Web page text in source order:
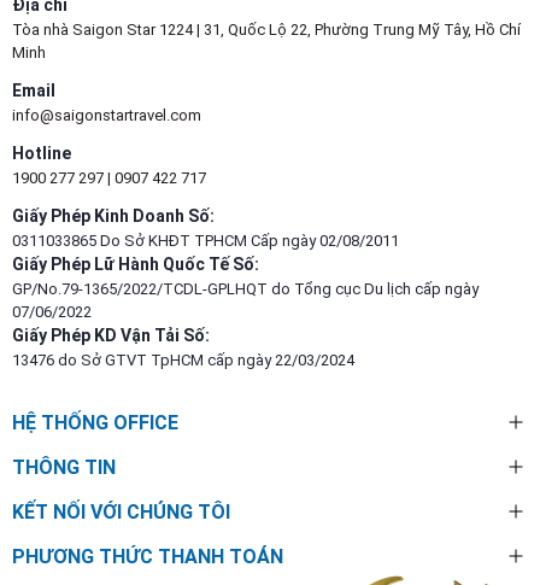
Địa chỉ
Tòa nhà Saigon Star 1224 | 31, Quốc Lộ 22, Phường Trung Mỹ Tây, Hồ Chí
Minh
Email
info@saigonstartravel.com
Hotline
1900 277 297 | 0907 422 717
Giấy Phép Kinh Doanh Số:
0311033865 Do Sở KHĐT TPHCM Cấp ngày 02/08/2011
Giấy Phép Lữ Hành Quốc Tế Số:
GP/No.79-1365/2022/TCDL-GPLHQT do Tổng cục Du lịch cấp ngày
07/06/2022
Giấy Phép KD Vận Tải Số:
13476 do Sở GTVT TpHCM cấp ngày 22/03/2024
HỆ THỐNG OFFICE
THÔNG TIN
KẾT NỐI VỚI CHÚNG TÔI
PHƯƠNG THỨC THANH TOÁN